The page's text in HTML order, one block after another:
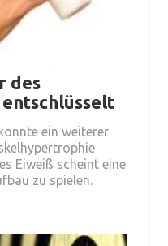
des
ein weiterer
Eiweiß scheint eine
zu spielen.